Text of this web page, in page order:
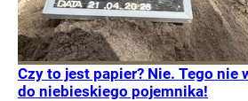
Czy to jest papier? Nie. Tego nie
do niebieskiego pojemnika!